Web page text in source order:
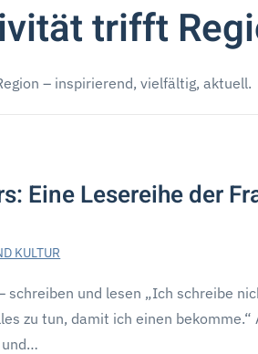
trifft
– inspirierend, vielfältig, aktuell.
Eine Lesereihe der
KULTUR
schreiben und lesen „Ich schreibe
zu tun, damit ich einen bekomme.“
und…